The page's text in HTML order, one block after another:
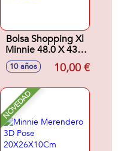
Bolsa Shopping Xl
Minnie 48.0 X 43.0
X 17.0 Cm
10 años 10,00 €
NOVEDAD